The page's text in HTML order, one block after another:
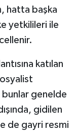
hatta başka
yetkilileri ile
katılan
bunlar genelde
gidilen
de gayri resmi